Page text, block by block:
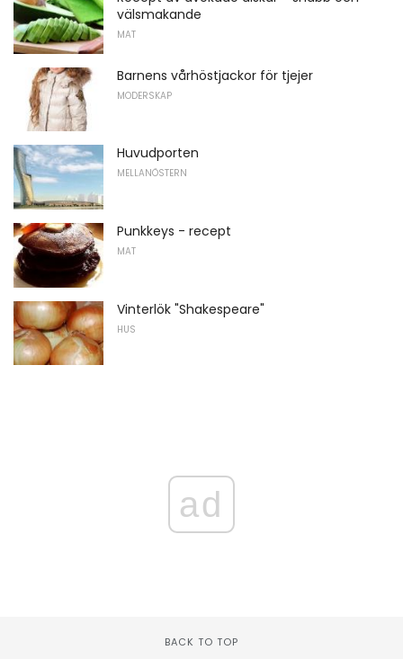
välsmakande
MAT
Barnens vårhöstjackor för tjejer
MODERSKAP
Huvudporten
MELLANÖSTERN
Punkkeys - recept
MAT
Vinterlök "Shakespeare"
HUS
ad
BACK TO TOP